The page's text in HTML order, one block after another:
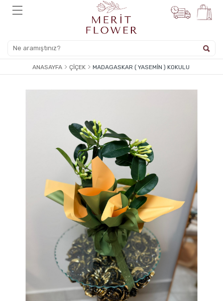
ANASAYFA ÇIÇEK MADAGASKAR ( YASEMIN ) KOKULU